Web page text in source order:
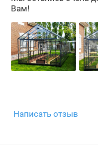
Вам!
Написать отзыв